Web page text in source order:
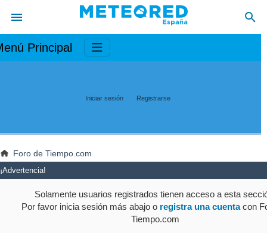
Principal
Iniciar sesión Registrarse
Foro de Tiempo.com
¡Advertencia!
Solamente usuarios registrados tienen acceso a esta
Por favor inicia sesión más abajo o registra una cuentacon
Tiempo.com